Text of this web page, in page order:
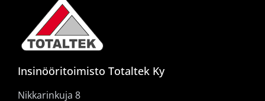
Insinööritoimisto Totaltek Ky
Nikkarinkuja 8